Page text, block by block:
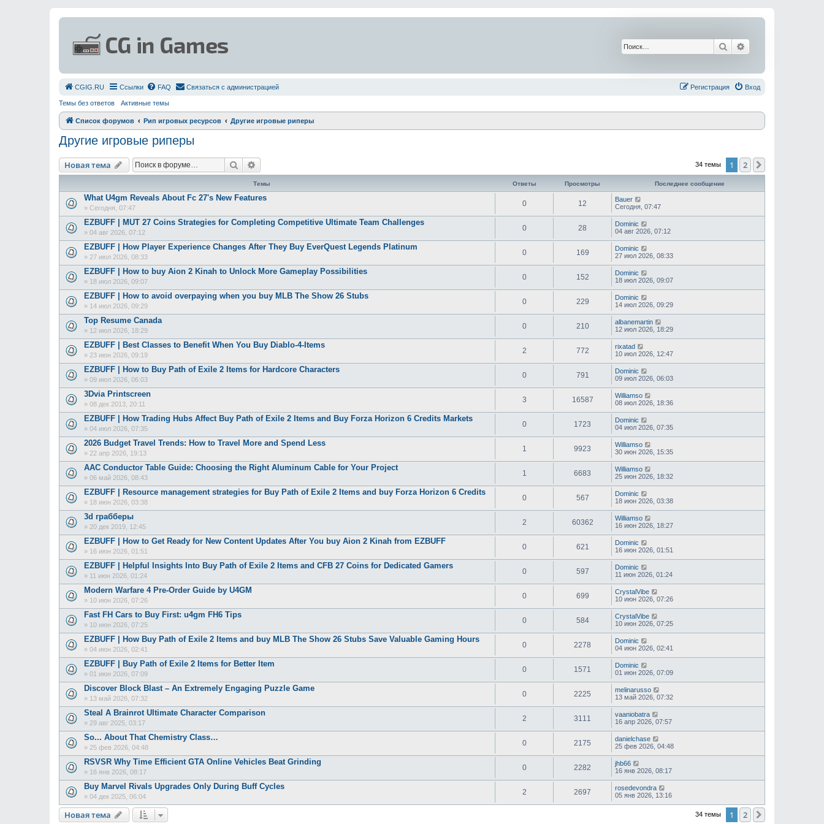
Поиск
СGIG.RU Ссылки FAQ Связаться с администрацией Вход
Регистрация
Темы без ответов Активные темы
Список форумов Рип игровых ресурсов Другие игровые риперы
Другие игровые риперы
Новая тема Поиск 34 темы 1 2
Темы Ответы Просмотры Последнее сообщение
What U4gm Reveals About Fc 27's New Features
» Сегодня, 07:47
0 12
Bauer
Сегодня, 07:47
EZBUFF | MUT 27 Coins Strategies for Completing Competitive Ultimate Team Challenges
» 04 авг 2026, 07:12
0 28
Dominic
04 авг 2026, 07:12
EZBUFF | How Player Experience Changes After They Buy EverQuest Legends Platinum
» 27 июл 2026, 08:33
0 169
Dominic
27 июл 2026, 08:33
EZBUFF | How to buy Aion 2 Kinah to Unlock More Gameplay Possibilities
» 18 июл 2026, 09:07
0 152
Dominic
18 июл 2026, 09:07
EZBUFF | How to avoid overpaying when you buy MLB The Show 26 Stubs
» 14 июл 2026, 09:29
0 229
Dominic
14 июл 2026, 09:29
Top Resume Canada
» 12 июл 2026, 18:29
0 210
albanemartin
12 июл 2026, 18:29
EZBUFF | Best Classes to Benefit When You Buy Diablo-4-Items
» 23 июн 2026, 09:19
2 772
rixatad
10 июл 2026, 12:47
EZBUFF | How to Buy Path of Exile 2 Items for Hardcore Characters
» 09 июл 2026, 06:03
0 791
Dominic
09 июл 2026, 06:03
3Dvia Printscreen
» 08 дек 2013, 20:11
3 16587
Williamso
08 июл 2026, 18:36
EZBUFF | How Trading Hubs Affect Buy Path of Exile 2 Items and Buy Forza Horizon 6 Credits Markets
» 04 июл 2026, 07:35
0 1723
Dominic
04 июл 2026, 07:35
2026 Budget Travel Trends: How to Travel More and Spend Less
» 22 апр 2026, 19:13
1 9923
Williamso
30 июн 2026, 15:35
AAC Conductor Table Guide: Choosing the Right Aluminum Cable for Your Project
» 06 май 2026, 08:43
1 6683
Williamso
25 июн 2026, 18:32
EZBUFF | Resource management strategies for Buy Path of Exile 2 Items and buy Forza Horizon 6 Credits
» 18 июн 2026, 03:38
0 567
Dominic
18 июн 2026, 03:38
3d грабберы
» 20 дек 2019, 12:45
2 60362
Williamso
16 июн 2026, 18:27
EZBUFF | How to Get Ready for New Content Updates After You buy Aion 2 Kinah from EZBUFF
» 16 июн 2026, 01:51
0 621
Dominic
16 июн 2026, 01:51
EZBUFF | Helpful Insights Into Buy Path of Exile 2 Items and CFB 27 Coins for Dedicated Gamers
» 11 июн 2026, 01:24
0 597
Dominic
11 июн 2026, 01:24
Modern Warfare 4 Pre-Order Guide by U4GM
» 10 июн 2026, 07:26
0 699
CrystalVibe
10 июн 2026, 07:26
Fast FH Cars to Buy First: u4gm FH6 Tips
» 10 июн 2026, 07:25
0 584
CrystalVibe
10 июн 2026, 07:25
EZBUFF | How Buy Path of Exile 2 Items and buy MLB The Show 26 Stubs Save Valuable Gaming Hours
» 04 июн 2026, 02:41
0 2278
Dominic
04 июн 2026, 02:41
EZBUFF | Buy Path of Exile 2 Items for Better Item
» 01 июн 2026, 07:09
0 1571
Dominic
01 июн 2026, 07:09
Discover Block Blast – An Extremely Engaging Puzzle Game
» 13 май 2026, 07:32
0 2225
melinarusso
13 май 2026, 07:32
Steal A Brainrot Ultimate Character Comparison
» 29 авг 2025, 03:17
2 3111
vaaniobatra
16 апр 2026, 07:57
So... About That Chemistry Class…
» 25 фев 2026, 04:48
0 2175
danielchase
25 фев 2026, 04:48
RSVSR Why Time Efficient GTA Online Vehicles Beat Grinding
» 16 янв 2026, 08:17
0 2282
jhb66
16 янв 2026, 08:17
Buy Marvel Rivals Upgrades Only During Buff Cycles
» 04 дек 2025, 06:04
2 2697
rosedevondra
05 янв 2026, 13:16
Новая тема 34 темы 1 2